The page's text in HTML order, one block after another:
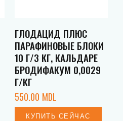
ГЛОДАЦИД ПЛЮС
ПАРАФИНОВЫЕ БЛОКИ
10 Г/3 КГ, КАЛЬДАРЕ
БРОДИФАКУМ 0,0029
Г/КГ
550.00 MDL
КУПИТЬ СЕЙЧАС